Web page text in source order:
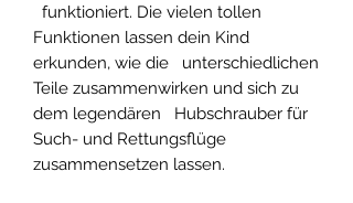
funktioniert. Die vielen tollen
Funktionen lassen dein Kind
erkunden, wie die unterschiedlichen
Teile zusammenwirken und sich zu
dem legendären Hubschrauber für
Such- und Rettungsflüge
zusammensetzen lassen.